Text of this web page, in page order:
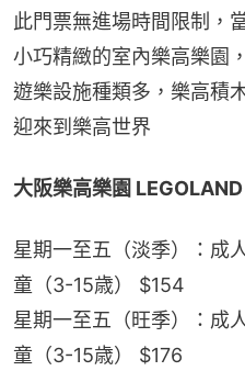
此門票無進場時間限制，
小巧精緻的室內樂高樂園
遊樂設施種類多，樂高積
迎來到樂高世界
大阪樂高樂園
星期一至五（淡季）：成
童（3-15歳） $154
星期一至五（旺季）：成
童（3-15歳） $176